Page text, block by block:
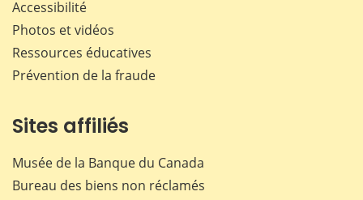
Accessibilité
Photos et vidéos
Ressources éducatives
Prévention de la fraude
Sites affiliés
Musée de la Banque du Canada
Bureau des biens non réclamés